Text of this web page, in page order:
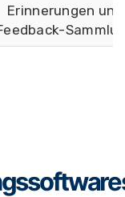
Erinnerungen und